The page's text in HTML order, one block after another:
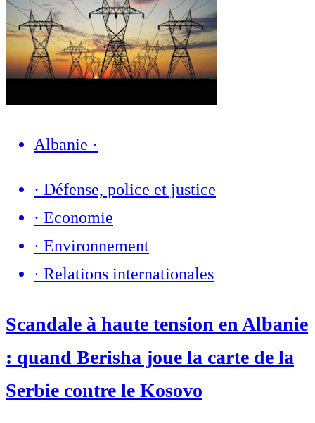
Albanie ·
· Défense, police et justice
· Economie
· Environnement
· Relations internationales
Scandale à haute tension en Albanie
: quand Berisha joue la carte de la
Serbie contre le Kosovo